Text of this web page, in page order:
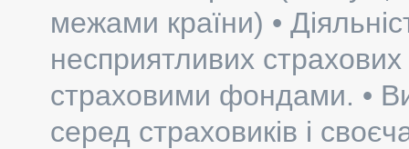
межами країни) •
несприятливих страхових
страховими фондами. •
серед страховиків і